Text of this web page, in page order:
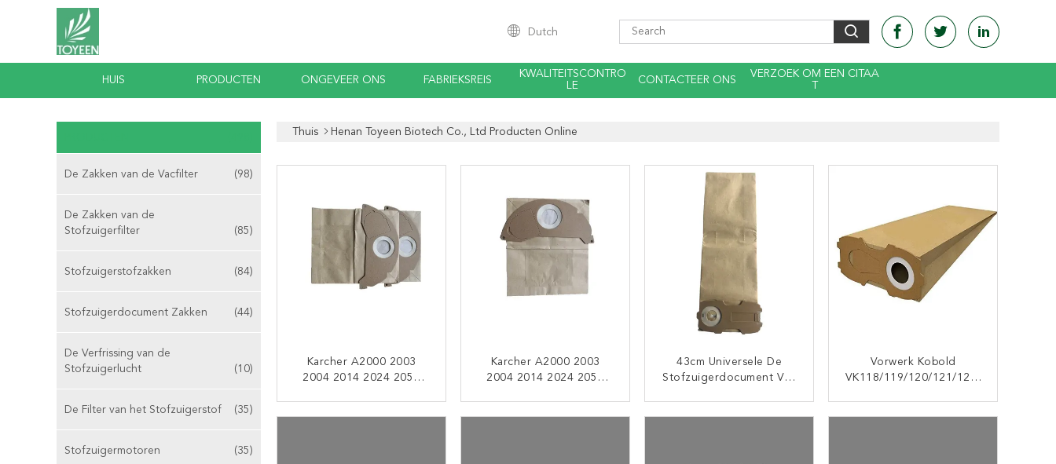
Dutch
HUIS PRODUCTEN ONGEVEER ONS FABRIEKSREIS
KWALITEITSCONTRO
LE
CONTACTEER ONS
VERZOEK OM EEN CITAA
De Zakken van de Vacfilter (98)
De Zakken van de
Stofzuigerfilter
(85)
Stofzuigerstofzakken (84)
Stofzuigerdocument Zakken (44)
De Verfrissing van de
Stofzuigerlucht
(10)
De Filter van het Stofzuigerstof (35)
Stofzuigermotoren (35)
Thuis Henan Toyeen Biotech Co., Ltd Producten Online
Karcher A2000 2003
2004 2014 2024 2054
CONTACT NU
Karcher A2000 2003
2004 2014 2024 2054
CONTACT NU
43cm Universele De
Stofzuigerdocument Van
CONTACT NU
Vorwerk Kobold
VK118/119/120/121/122/
CONTACT NU